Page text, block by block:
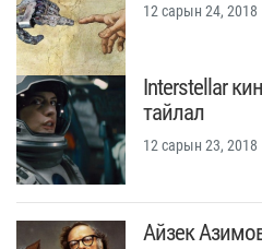
12 сарын 24, 2018
Interstellar
тайлал
12 сарын 23, 2018
Айзек